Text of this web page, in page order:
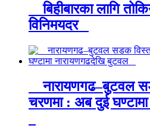
बिहीबारका लागि
विनिमयदर
नारायणगढ–बुटवल
चरणमा : अब दुई